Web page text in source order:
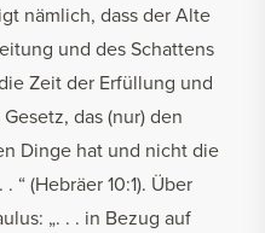
nämlich, dass der Alte
und des Schattens
Zeit der Erfüllung und
das (nur) den
Dinge hat und nicht die
(Hebräer 10:1). Über
„. . . in Bezug auf